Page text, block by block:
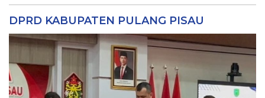
DPRD KABUPATEN PULANG PISAU